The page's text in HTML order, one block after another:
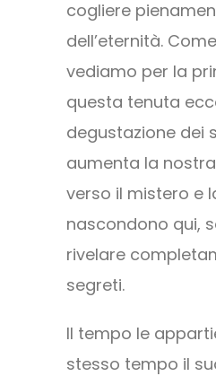
cogliere
dell’eternità.
vediamo per la
questa tenuta
degustazione dei
aumenta la
verso il mistero e
nascondono qui,
rivelare
segreti.
Il tempo le
stesso tempo il